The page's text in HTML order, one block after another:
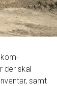
der skal
samt